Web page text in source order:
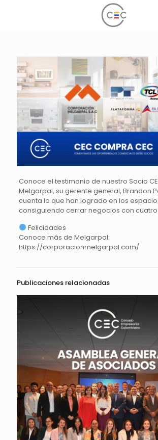
Conoce el testimonio de nuestro Socio
Melgarpal, su gerente general, Brandon
cuenta lo que han logrado en los
consiguiendo cerrar negocios con cuatro
Felicidades
Conoce más de Melgarpal:
https://corporacionmelgarpal.com/
Publicaciones relacionadas